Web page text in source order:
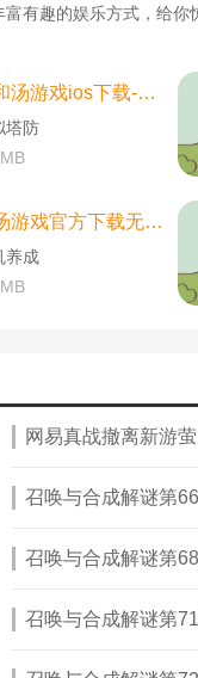
有趣的娱乐方式，给你
猫和汤游戏ios下载-猫和汤游戏ios中文最新版 v2.2.0
塔防
猫汤游戏官方下载无广告下载-猫汤游戏官方下载无广告最新版本 v2.2.0
养成
网易真战撤离新游